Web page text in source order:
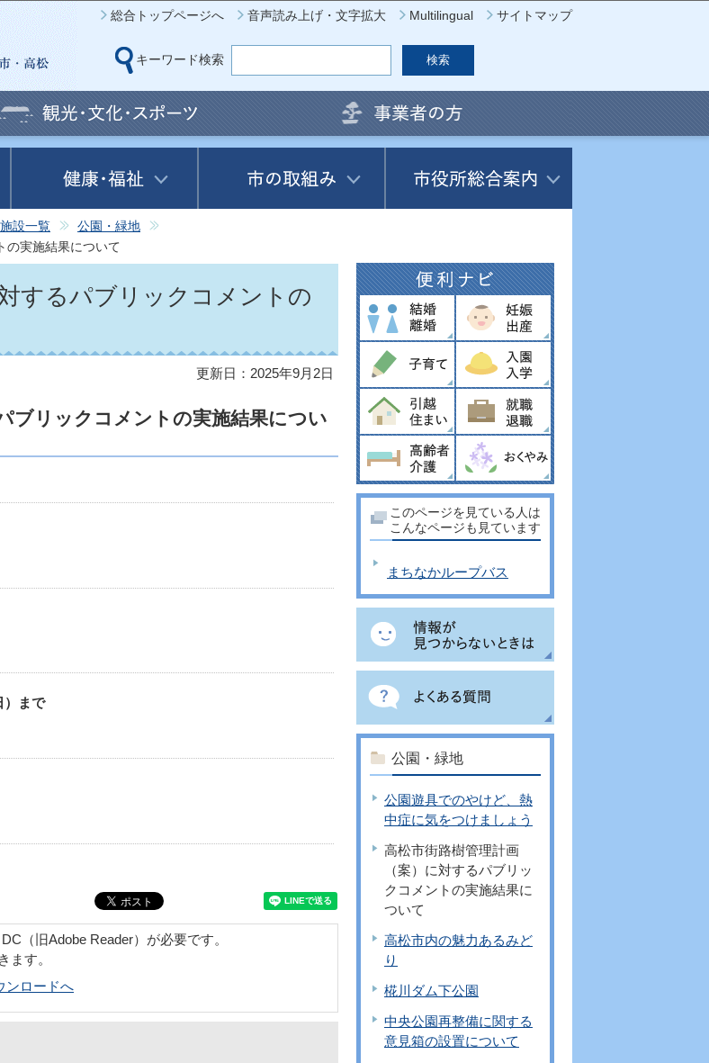
このページの本文へ移動
総合トップページへ 音声読み上げ・文字拡大 Multilingual サイトマップ
キーワード検索
施設一覧
公園・緑地
の実施結果について
するパブリックコメントの
更新日：2025年9月2日
ブリックコメントの実施結果につい
）まで
（旧Adobe Reader）が必要です。
ます。
ンロードへ
このページを見ている人は
こんなページも見ています
まちなかループバス
公園・緑地
公園遊具でのやけど、熱
中症に気をつけましょう
高松市街路樹管理計画
（案）に対するパブリッ
クコメントの実施結果に
ついて
高松市内の魅力あるみど
り
椛川ダム下公園
中央公園再整備に関する
意見箱の設置について